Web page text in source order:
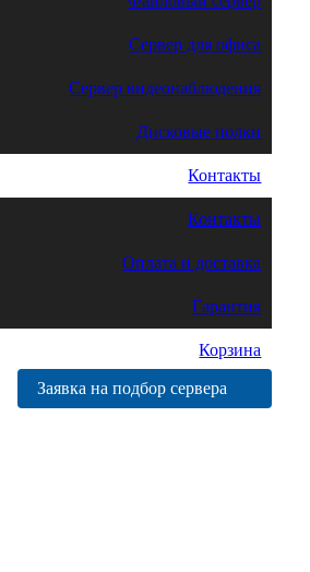
Сервер для офиса
Сервер видеонаблюдения
Дисковые полки
Контакты
Контакты
Оплата и доставка
Гарантия
Корзина
Заявка на подбор сервера